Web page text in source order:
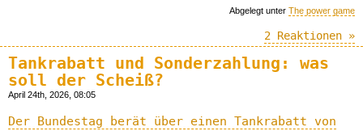
Abgelegt unter The power game
2 Reaktionen »
Tankrabatt und Sonderzahlung: was
soll der Scheiß?
April 24th, 2026, 08:05
Der Bundestag berät über einen Tankrabatt von